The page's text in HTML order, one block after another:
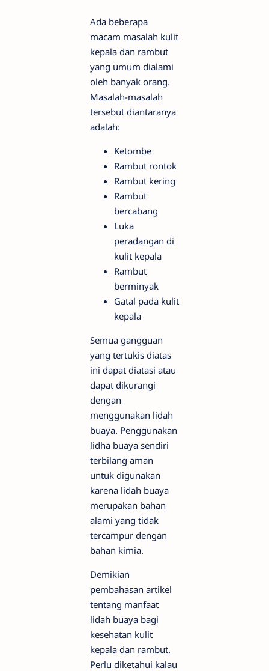
Ada beberapa
macam masalah kulit
kepala dan rambut
yang umum dialami
oleh banyak orang.
Masalah-masalah
tersebut diantaranya
adalah:
Ketombe
Rambut rontok
Rambut kering
Rambut
bercabang
Luka
peradangan di
kulit kepala
Rambut
berminyak
Gatal pada kulit
kepala
Semua gangguan
yang tertukis diatas
ini dapat diatasi atau
dapat dikurangi
dengan
menggunakan lidah
buaya. Penggunakan
lidha buaya sendiri
terbilang aman
untuk digunakan
karena lidah buaya
merupakan bahan
alami yang tidak
tercampur dengan
bahan kimia.
Demikian
pembahasan artikel
tentang manfaat
lidah buaya bagi
kesehatan kulit
kepala dan rambut.
Perlu diketahui kalau